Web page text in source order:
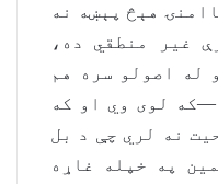
هېڅ پېښه نه
غیر منطقي ده،
له اصولو سره هم
لوی وي او که
نه لري چې د بل
په خپله غاړه